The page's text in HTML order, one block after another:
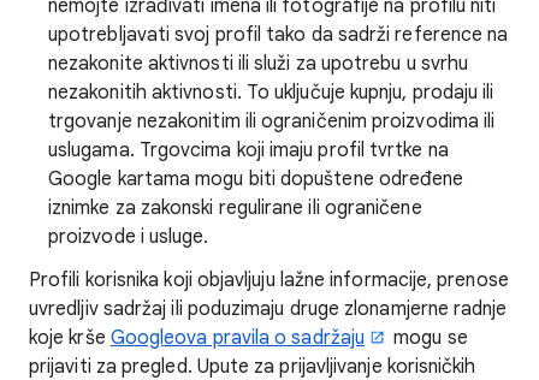
nemojte izrađivati imena ili fotografije na profilu niti
upotrebljavati svoj profil tako da sadrži reference na
nezakonite aktivnosti ili služi za upotrebu u svrhu
nezakonitih aktivnosti. To uključuje kupnju, prodaju ili
trgovanje nezakonitim ili ograničenim proizvodima ili
uslugama. Trgovcima koji imaju profil tvrtke na
Google kartama mogu biti dopuštene određene
iznimke za zakonski regulirane ili ograničene
proizvode i usluge.
Profili korisnika koji objavljuju lažne informacije, prenose
uvredljiv sadržaj ili poduzimaju druge zlonamjerne radnje
koje krše Googleova pravila o sadržaju
mogu se
prijaviti za pregled. Upute za prijavljivanje korisničkih